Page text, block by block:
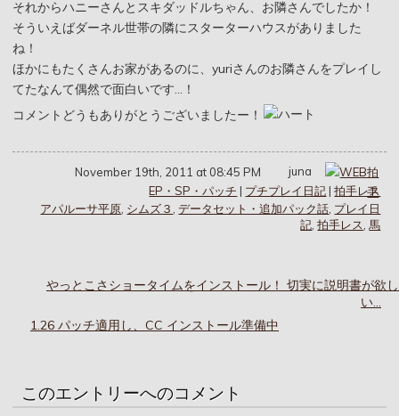
それからハニーさんとスキダッドルちゃん、お隣さんでしたか！
そういえばダーネル世帯の隣にスターターハウスがありました
ね！
ほかにもたくさんお家があるのに、yuriさんのお隣さんをプレイし
てたなんて偶然で面白いです…！
コメントどうもありがとうございましたー！
November 19th, 2011 at 08:45 PM
juna
EP・SP・パッチ | プチプレイ日記 |拍手レス
アパルーサ平原, シムズ３ ,データセット・追加パック話, プレイ日
記,拍手レス,馬
やっとこさショータイムをインストール！ 切実に説明書が欲し
い…
1.26 パッチ適用し、CC インストール準備中
このエントリーへのコメント